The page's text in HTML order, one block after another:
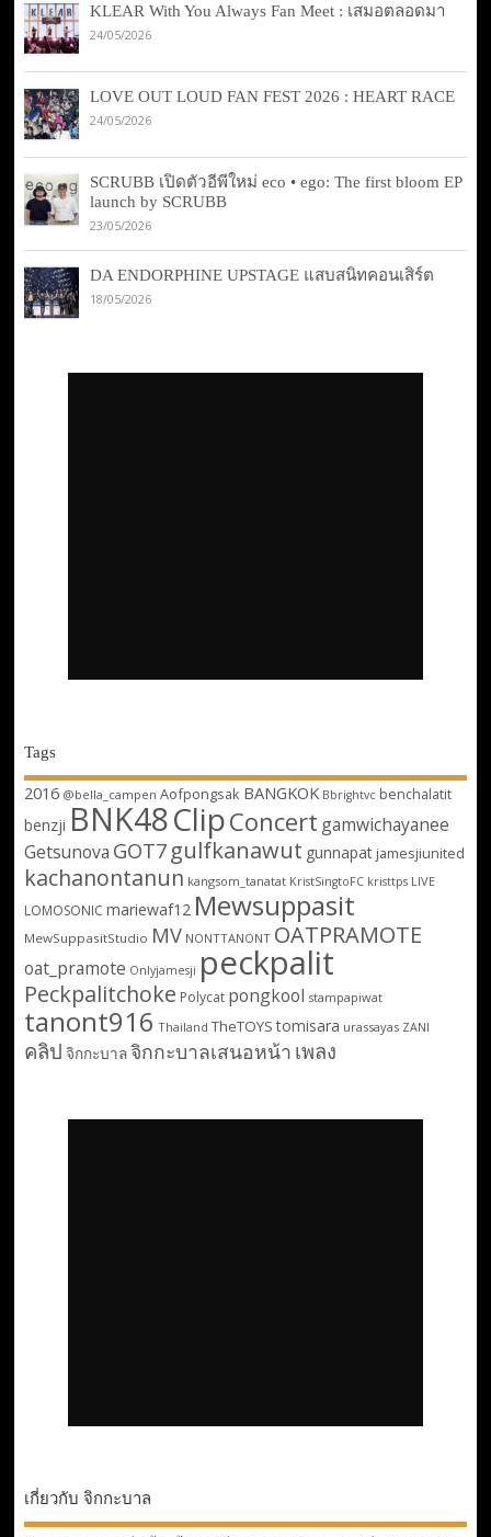
KLEAR With You Always Fan Meet : เสมอตลอดมา
24/05/2026
LOVE OUT LOUD FAN FEST 2026 : HEART RACE
24/05/2026
SCRUBB เปิดตัวอีพีใหม่ eco • ego: The first bloom EP
launch by SCRUBB
23/05/2026
DA ENDORPHINE UPSTAGE แสบสนิทคอนเสิร์ต
18/05/2026
Tags
2016 @bella_campen Aofpongsak BANGKOK Bbrightvc benchalatit
benzji BNK48ClipConcert gamwichayanee
Getsunova GOT7 gulfkanawut gunnapat jamesjiunited
kachanontanun kangsom_tanatat KristSingtoFC kristtps LIVE
LOMOSONIC mariewaf12 Mewsuppasit
MewSuppasitStudio MV NONTTANONT OATPRAMOTE
oat_pramote Onlyjamesji peckpalit
Peckpalitchoke Polycat pongkool stampapiwat
tanont916 Thailand TheTOYS tomisara urassayas ZANI
คลิป จิกกะบาลจิกกะบาลเสนอหน้า เพลง
เกี่ยวกับ จิกกะบาล